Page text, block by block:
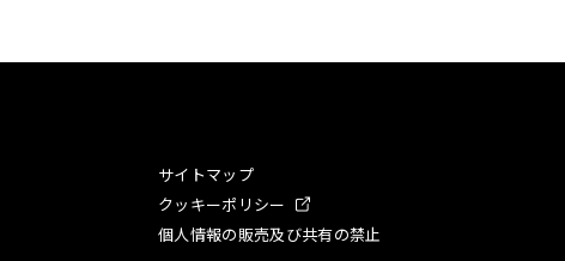
サイトマップ
クッキーポリシー
個人情報の販売及び共有の禁止